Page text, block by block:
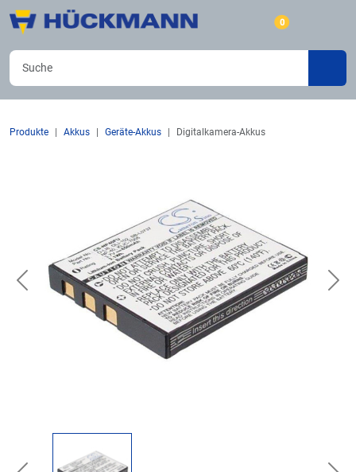
0
Produkte Akkus Geräte-Akkus Digitalkamera-Akkus
Previous